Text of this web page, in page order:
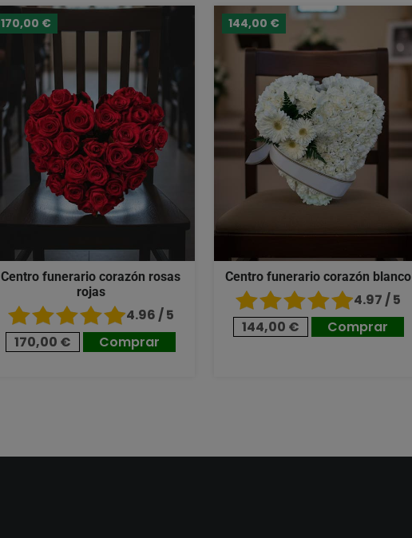
170,00 €
Centro funerario corazón rosas
rojas
4.96 / 5
170,00 €
Comprar
144,00 €
Centro funerario corazón blanco
4.97 / 5
144,00 €
Comprar